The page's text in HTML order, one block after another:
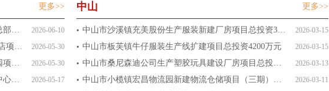
更多>>
2026-06-10
珠海市高新区日联科技工业检测设备华南总部基地项目总投资 60
2026-05-30
珠海市斗门区井岸镇珠海文旅黄杨•星河酒店项目总投资 2200
2026-05-30
珠海市金湾区三灶镇沃顿新能源智造产业园项目总投资 20000
2026-05-17
珠海市金湾区红旗镇大湾区粮食安全保障中心项目总投资26422
更多>>
中山
2026-03-15
中山市沙溪镇充美股份生产服装新建厂房​项目总投资3000万元
2026-03-15
中山市板芙镇牛仔服装生产线扩建项目总投资4200万元
2026-03-13
中山市桑尼森迪公司生产塑胶玩具建设厂房项目总投资3000万元
2026-03-11
中山市小榄镇宏昌物流园新建物流仓储项目（三期）总投资5000